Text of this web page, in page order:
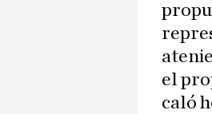
el
caló